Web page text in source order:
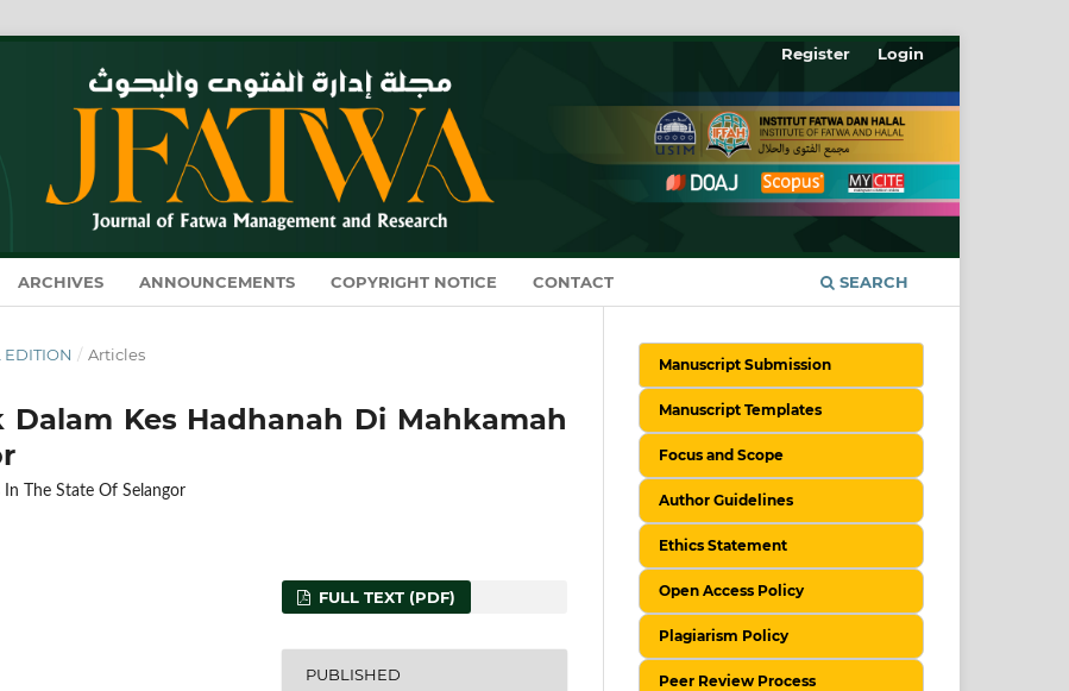
ARCHIVES ANNOUNCEMENTS COPYRIGHT NOTICE CONTACT SEARCH
Register Login
EDITION / Articles
Kes Hadhanah Di Mahkamah
The State Of Selangor
FULL TEXT (PDF)
PUBLISHED
Manuscript Submission
Manuscript Templates
Focus and Scope
Author Guidelines
Ethics Statement
Open Access Policy
Plagiarism Policy
Peer Review Process